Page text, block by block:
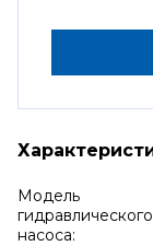
Модель
гидравлического
насоса: